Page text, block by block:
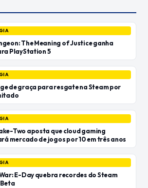
The Meaning of Justice ganha
PlayStation 5
de graça para resgate na Steam por
Two aposta que cloud gaming
mercado de jogos por 10 em três anos
E-Day quebra recordes do Steam